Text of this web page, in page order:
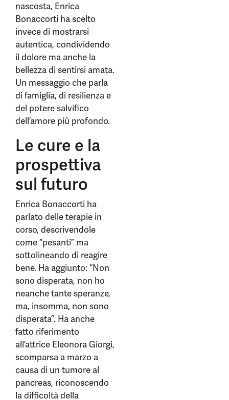
nascosta, Enrica
Bonaccorti ha scelto
invece di mostrarsi
autentica, condividendo
il dolore ma anche la
bellezza di sentirsi amata.
Un messaggio che parla
di famiglia, di resilienza e
del potere salvifico
dell’amore più profondo.
Le cure e la
prospettiva
sul futuro
Enrica Bonaccorti ha
parlato delle terapie in
corso, descrivendole
come “pesanti” ma
sottolineando di reagire
bene. Ha aggiunto: “Non
sono disperata, non ho
neanche tante speranze,
ma, insomma, non sono
disperata”. Ha anche
fatto riferimento
all’attrice Eleonora Giorgi,
scomparsa a marzo a
causa di un tumore al
pancreas, riconoscendo
la difficoltà della